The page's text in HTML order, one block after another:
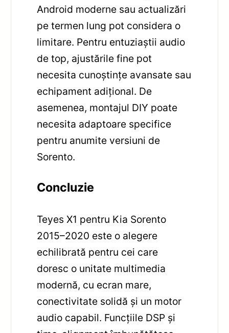
Android moderne sau actualizări
pe termen lung pot considera o
limitare. Pentru entuziaștii audio
de top, ajustările fine pot
necesita cunoștințe avansate sau
echipament adițional. De
asemenea, montajul DIY poate
necesita adaptoare specifice
pentru anumite versiuni de
Sorento.
Concluzie
Teyes X1 pentru Kia Sorento
2015–2020 este o alegere
echilibrată pentru cei care
doresc o unitate multimedia
modernă, cu ecran mare,
conectivitate solidă și un motor
audio capabil. Funcțiile DSP și